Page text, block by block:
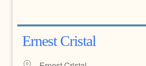
Ernest Cristal